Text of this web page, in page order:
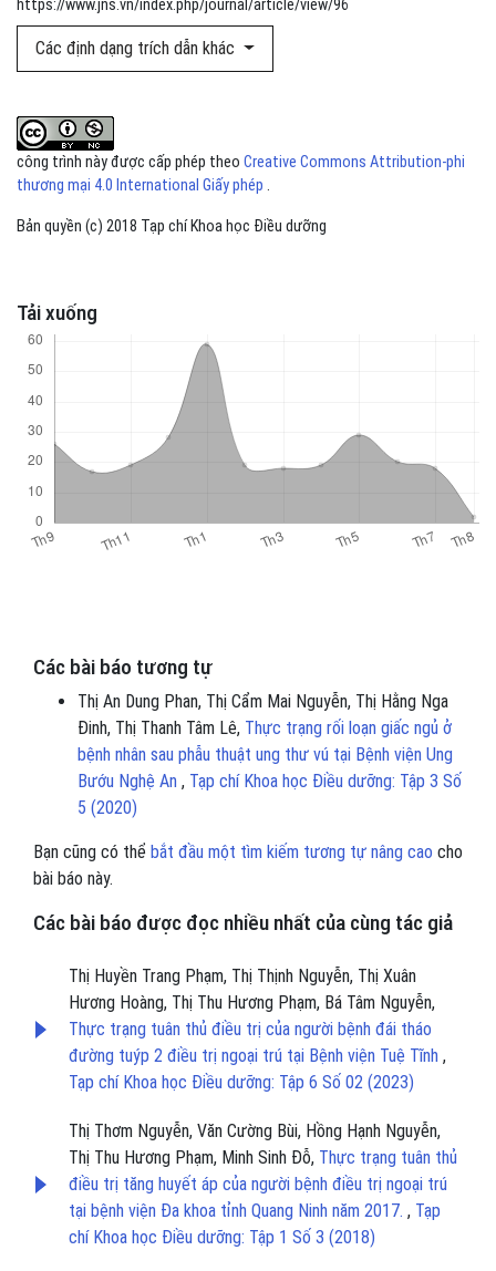
https://www.jns.vn/index.php/journal/article/view/96
Các định dạng trích dẫn khác
Tải xuống
công trình này được cấp phép theo Creative Commons Attribution-phi
thương mại 4.0 International Giấy phép .
Bản quyền (c) 2018 Tạp chí Khoa học Điều dưỡng
Các bài báo tương tự
Thị An Dung Phan, Thị Cẩm Mai Nguyễn, Thị Hằng Nga
Đinh, Thị Thanh Tâm Lê, Thực trạng rối loạn giấc ngủ ở
bệnh nhân sau phẫu thuật ung thư vú tại Bệnh viện Ung
Bướu Nghệ An , Tạp chí Khoa học Điều dưỡng: Tập 3 Số
5 (2020)
Bạn cũng có thể bắt đầu một tìm kiếm tương tự nâng cao cho
bài báo này.
Các bài báo được đọc nhiều nhất của cùng tác giả
Thị Huyền Trang Phạm, Thị Thịnh Nguyễn, Thị Xuân
Hương Hoàng, Thị Thu Hương Phạm, Bá Tâm Nguyễn,
Thực trạng tuân thủ điều trị của người bệnh đái tháo
đường tuýp 2 điều trị ngoại trú tại Bệnh viện Tuệ Tĩnh ,
Tạp chí Khoa học Điều dưỡng: Tập 6 Số 02 (2023)
Thị Thơm Nguyễn, Văn Cường Bùi, Hồng Hạnh Nguyễn,
Thị Thu Hương Phạm, Minh Sinh Đỗ, Thực trạng tuân thủ
điều trị tăng huyết áp của người bệnh điều trị ngoại trú
tại bệnh viện Đa khoa tỉnh Quang Ninh năm 2017. , Tạp
chí Khoa học Điều dưỡng: Tập 1 Số 3 (2018)